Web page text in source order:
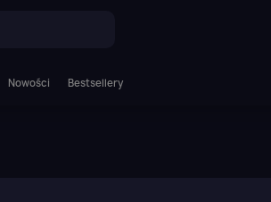
Nowości Bestsellery